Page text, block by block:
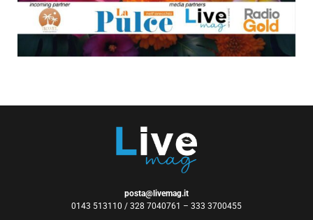
posta@livemag.it
0143 513110 / 328 7040761 – 333 3700455